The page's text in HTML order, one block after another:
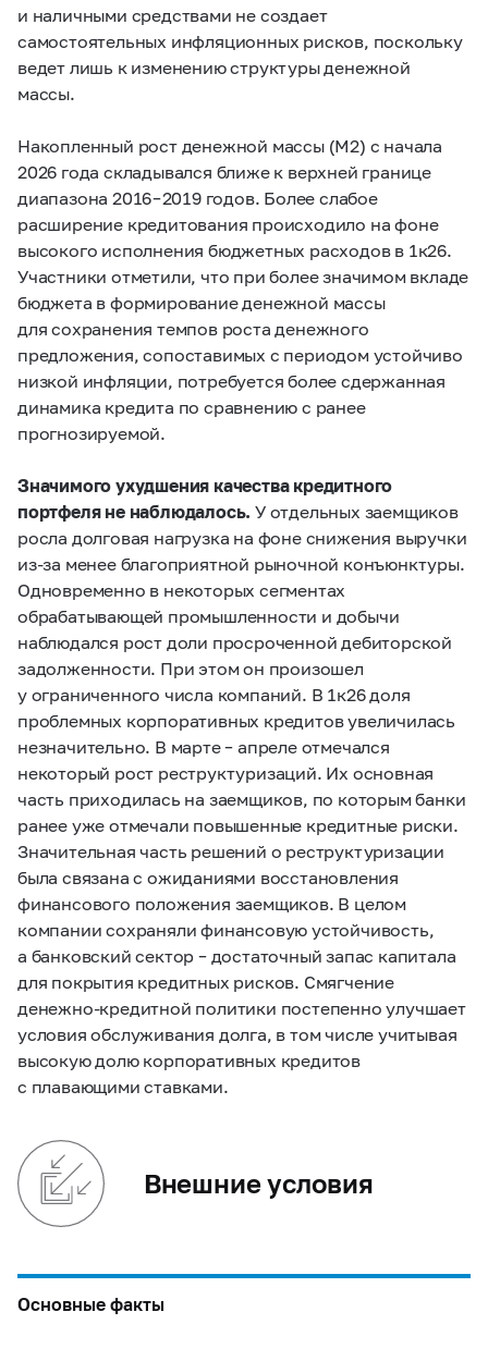
и наличными средствами не создает
самостоятельных инфляционных рисков, поскольку
ведет лишь к изменению структуры денежной
массы.
Накопленный рост денежной массы (М2) с начала
2026 года складывался ближе к верхней границе
диапазона 2016 – 2019 годов. Более слабое
расширение кредитования происходило на фоне
высокого исполнения бюджетных расходов в 1к26.
Участники отметили, что при более значимом вкладе
бюджета в формирование денежной массы
для сохранения темпов роста денежного
предложения, сопоставимых с периодом устойчиво
низкой инфляции, потребуется более сдержанная
динамика кредита по сравнению с ранее
прогнозируемой.
Значимого ухудшения качества кредитного
портфеля не наблюдалось. У отдельных заемщиков
росла долговая нагрузка на фоне снижения выручки
из‑за менее благоприятной рыночной конъюнктуры.
Одновременно в некоторых сегментах
обрабатывающей промышленности и добычи
наблюдался рост доли просроченной дебиторской
задолженности. При этом он произошел
у ограниченного числа компаний. В 1к26 доля
проблемных корпоративных кредитов увеличилась
незначительно. В марте – апреле отмечался
некоторый рост реструктуризаций. Их основная
часть приходилась на заемщиков, по которым банки
ранее уже отмечали повышенные кредитные риски.
Значительная часть решений о реструктуризации
была связана с ожиданиями восстановления
финансового положения заемщиков. В целом
компании сохраняли финансовую устойчивость,
а банковский сектор – достаточный запас капитала
для покрытия кредитных рисков. Смягчение
денежно-кредитной политики постепенно улучшает
условия обслуживания долга, в том числе учитывая
высокую долю корпоративных кредитов
с плавающими ставками.
Внешние условия
Основные факты